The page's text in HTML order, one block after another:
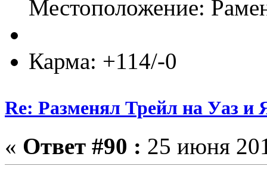
Местоположение:
Карма: +114/-0
Re: Разменял Трейл на Уаз и
« Ответ #90 : 25 июня